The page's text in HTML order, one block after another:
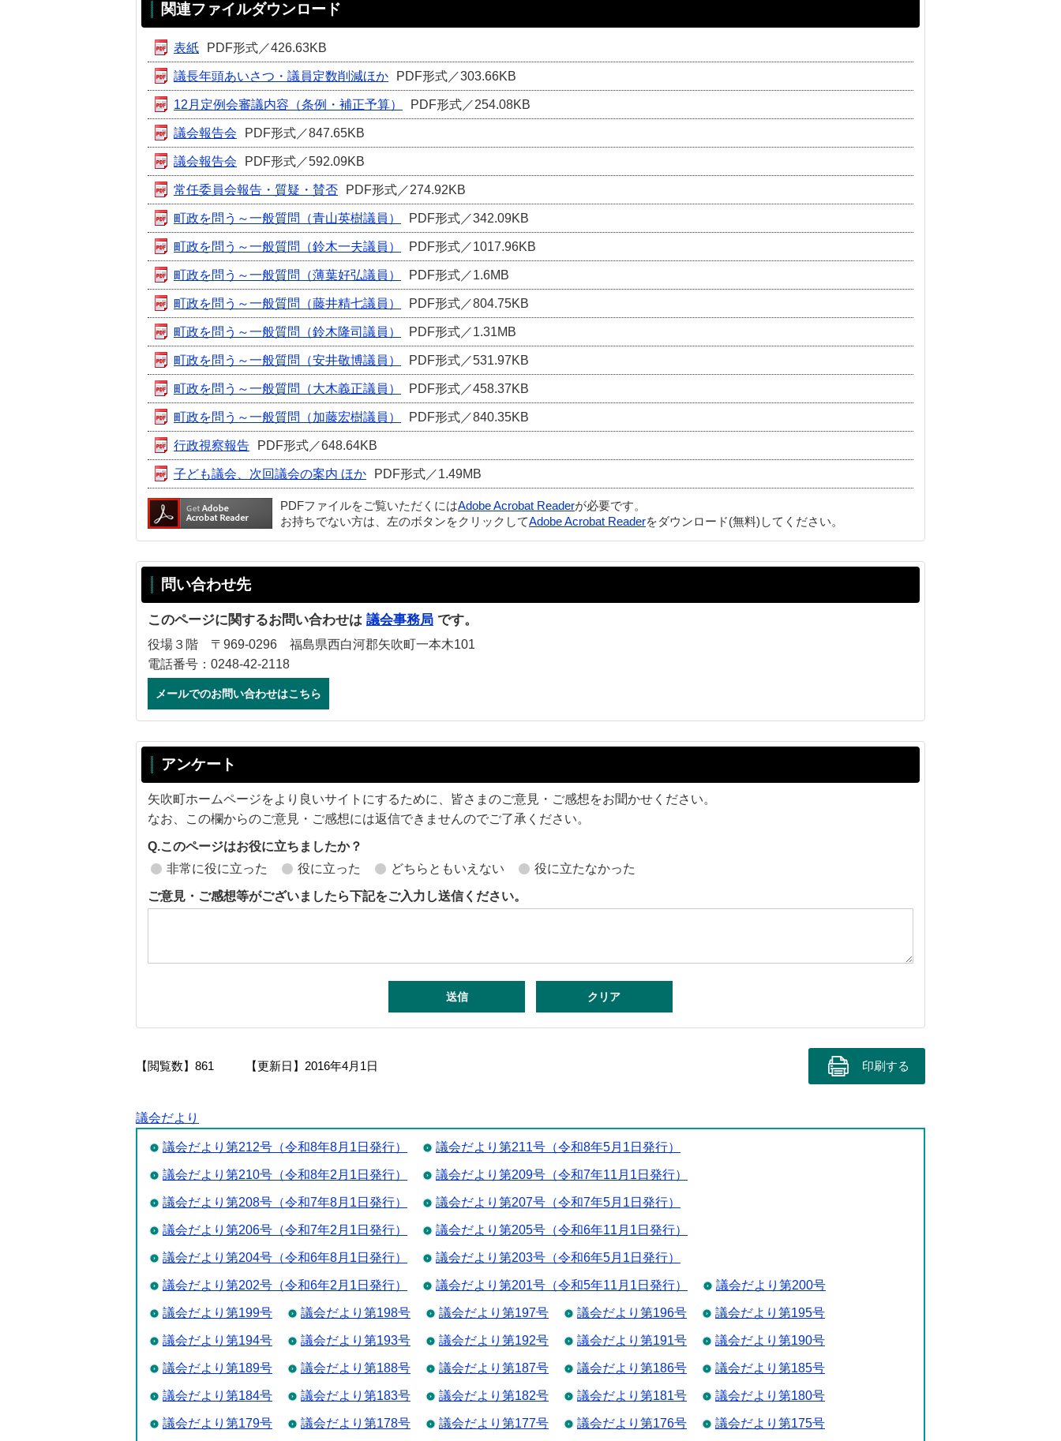
関連ファイルダウンロード
表紙 PDF形式／426.63KB
議長年頭あいさつ・議員定数削減ほか PDF形式／303.66KB
12月定例会審議内容（条例・補正予算） PDF形式／254.08KB
議会報告会 PDF形式／847.65KB
議会報告会 PDF形式／592.09KB
常任委員会報告・質疑・賛否 PDF形式／274.92KB
町政を問う～一般質問（青山英樹議員） PDF形式／342.09KB
町政を問う～一般質問（鈴木一夫議員） PDF形式／1017.96KB
町政を問う～一般質問（薄葉好弘議員） PDF形式／1.6MB
町政を問う～一般質問（藤井精七議員） PDF形式／804.75KB
町政を問う～一般質問（鈴木隆司議員） PDF形式／1.31MB
町政を問う～一般質問（安井敬博議員） PDF形式／531.97KB
町政を問う～一般質問（大木義正議員） PDF形式／458.37KB
町政を問う～一般質問（加藤宏樹議員） PDF形式／840.35KB
行政視察報告 PDF形式／648.64KB
子ども議会、次回議会の案内 ほか PDF形式／1.49MB
PDFファイルをご覧いただくにはAdobe Acrobat Readerが必要です。
お持ちでない方は、左のボタンをクリックしてAdobe Acrobat Readerをダウンロード(無料)してください。
問い合わせ先
このページに関するお問い合わせは 議会事務局 です。
役場３階 〒969-0296 福島県西白河郡矢吹町一本木101
電話番号：0248-42-2118
メールでのお問い合わせはこちら
アンケート
矢吹町ホームページをより良いサイトにするために、皆さまのご意見・ご感想をお聞かせください。
なお、この欄からのご意見・ご感想には返信できませんのでご了承ください。
Q.このページはお役に立ちましたか？
非常に役に立った
役に立った どちらともいえない 役に立たなかった
ご意見・ご感想等がございましたら下記をご入力し送信ください。
【閲覧数】 861 【更新日】 2016年4月1日 印刷する
議会だより
議会だより第212号（令和8年8月1日発行） 議会だより第211号（令和8年5月1日発行）
議会だより第210号（令和8年2月1日発行） 議会だより第209号（令和7年11月1日発行）
議会だより第208号（令和7年8月1日発行） 議会だより第207号（令和7年5月1日発行）
議会だより第206号（令和7年2月1日発行） 議会だより第205号（令和6年11月1日発行）
議会だより第204号（令和6年8月1日発行） 議会だより第203号（令和6年5月1日発行）
議会だより第202号（令和6年2月1日発行） 議会だより第201号（令和5年11月1日発行） 議会だより第200号
議会だより第199号 議会だより第198号 議会だより第197号 議会だより第196号 議会だより第195号
議会だより第194号 議会だより第193号 議会だより第192号 議会だより第191号 議会だより第190号
議会だより第189号 議会だより第188号 議会だより第187号 議会だより第186号 議会だより第185号
議会だより第184号 議会だより第183号 議会だより第182号 議会だより第181号 議会だより第180号
議会だより第179号 議会だより第178号 議会だより第177号 議会だより第176号 議会だより第175号